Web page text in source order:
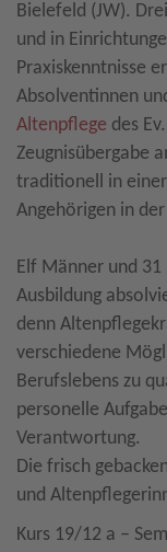
Bielefeld (JW).
und in
Praxiskenntnisse
Absolventinnen
Altenpflege des
Zeugnisübergabe
traditionell in
Angehörigen in
Elf Männer und
Ausbildung
denn
verschiedene
Berufslebens zu
personelle
Verantwortung.
Die frisch
und
Kurs 19/12 a –